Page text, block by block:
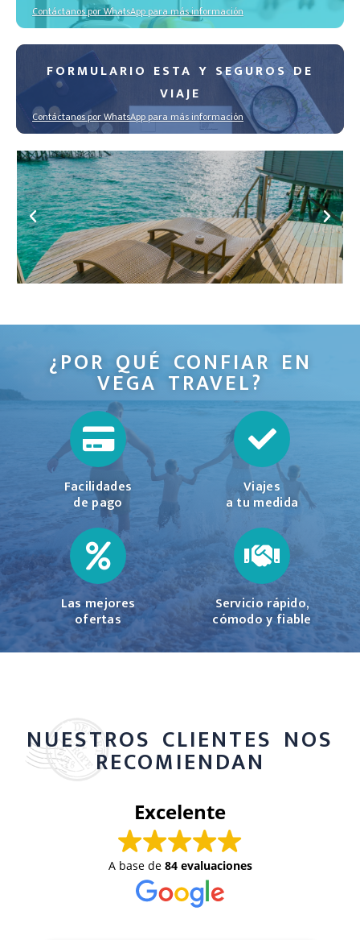
Contáctanos por WhatsApp para más información
FORMULARIO ESTA Y SEGUROS DE
VIAJE
Contáctanos por WhatsApp para más información
HOTELES EN DESTINOS INCREÍBLES
Descubre los hoteles
¿POR QUÉ CONFIAR EN
VEGA TRAVEL?
Facilidades
de pago
Viajes
a tu medida
Las mejores
ofertas
Servicio rápido,
cómodo y fiable
NUESTROS CLIENTES NOS
RECOMIENDAN
Excelente
A base de 84 evaluaciones